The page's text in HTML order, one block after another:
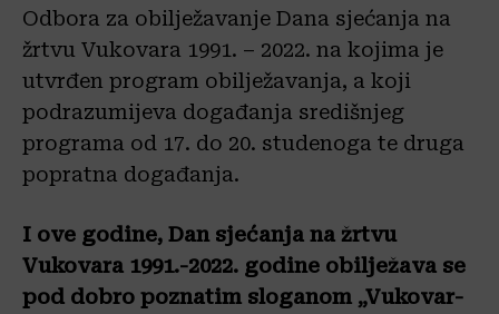
Odbora za obilježavanje Dana sjećanja na
žrtvu Vukovara 1991. – 2022. na kojima je
utvrđen program obilježavanja, a koji
podrazumijeva događanja središnjeg
programa od 17. do 20. studenoga te druga
popratna događanja.
I ove godine, Dan sjećanja na žrtvu
Vukovara 1991.-2022. godine obilježava se
pod dobro poznatim sloganom „Vukovar-